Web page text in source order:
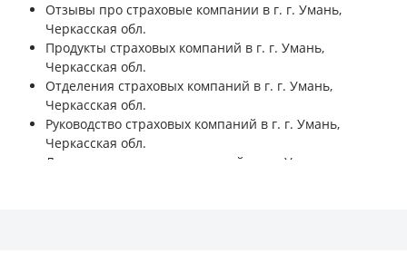
Отзывы про страховые компании в г. г. Умань,
Черкасская обл.
Продукты страховых компаний в г. г. Умань,
Черкасская обл.
Отделения страховых компаний в г. г. Умань,
Черкасская обл.
Руководство страховых компаний в г. г. Умань,
Черкасская обл.
Лицензии страховых компаний в г. г. Умань,